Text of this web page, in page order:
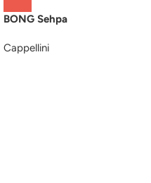
BONG Sehpa
Cappellini